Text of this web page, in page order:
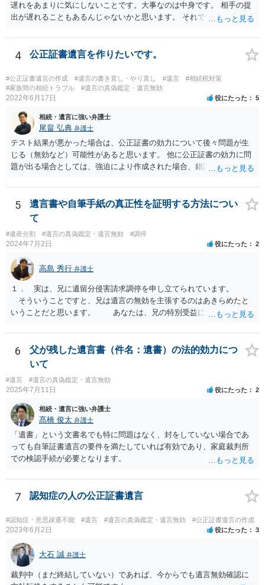
遅れをあまりに気にしないことです。大事なのは中身です。 相手の提
出が遅れることもあるんじゃないかと思います。 それでもあなた有利
4 公正証書遺言を作りたいです。
#公正証書遺言の作成 #遺言の書き直し・やり直し #遺言
#相続税対策
#家族間の相続トラブル
#遺言の真偽鑑定・遺言無効
2022年6月17日 役にたった 5
相続・遺言に強い弁護士
尾畠 弘典 弁護士
テスト結果が悪かった場合は、公正証書の効力について後々問題が生
じる（無効など）可能性があると思います。 他に公正証書の効力に問
題が出る場合としては、強迫により作成された場合、錯誤（勘違い）
すが、弁護士に作成を依頼する場合は、１０～数十万円程度になるケ
ースが多いと思います。 報酬体系は、弁護士ごとに異なりますので一
律の基準はありません。
5
遺言書や自筆手紙の真正性を証明する方法につい
て
#遺産分割 #遺言の真偽鑑定・遺言無効 #調停
2024年7月2日 役にたった 2
高島 秀行 弁護士
１． 実は、兄に遺留分侵害請求調停を申し立てられています。
そういうことですと、兄は遺言の無効を主張するのはあきらめたと
いうことだと思います。 あなたは、兄の特別受益について立証し
詳しい事情を話して相談された方がよいと思います。
6
父が残した遺言書（件名：遺書）の法的効力につ
いて
#遺言 #遺言の真偽鑑定・遺言無効
2025年7月11日 役にたった 2
相続・遺言に強い弁護士
髙橋 俊太 弁護士
「遺書」という文書名でも特に問題はなく、封をしていない場合であ
っても自筆証書遺言の要件を満たしていれば有効であり、家庭裁判所
での検認手続が必要となります。
7 認知症の人の公正証書遺言
#認知症・意思疎通不能 #遺言 #遺言の真偽鑑定・遺言無効 #公正証書遺言の作成
2023年6月2日 役にたった 3
大石 誠 弁護士
裁判中（まだ終結していない）であれば、今からでも遺言無効確認に